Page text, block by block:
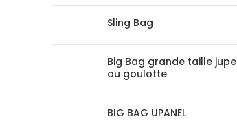
Sling Bag
Big Bag grande taille jupe
ou goulotte
BIG BAG UPANEL